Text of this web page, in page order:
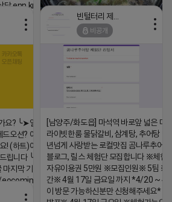
담.enn.kr
2026-04-18 17:23
비공개
[남양주/화도읍] 마석역 바로앞 넓은 매
라이빗한룸 물닭갈비, 삼계탕, 추어탕 맛
년넘게 사랑받는 로컬맛집 곰나루추어
블로그, 릴스 체험단 모집합니다 ※체험
자유이용권 5만원 ※모집인원※ 5팀 ※
간※ 4월 17일 금요일 까지 *4/20 ~ 4/
이 방문 가능하신분만 신청해주세요* ※
요? ╰➤열심히 해도 안되는
오션? 아니요! ╰➤모두 같은
! (하트)이번엔 다릅니다. ╰➤
립니다 ╰➤4월 21일(화) 저
지막 기회
224250518436